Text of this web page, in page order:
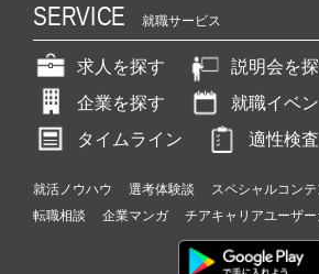
SERVICE 就職サービス
求人を探す
説明会を
企業を探す
就職イベ
タイムライン
適性検査
就活ノウハウ 選考体験談 スペシャルコンテ
転職相談
企業マンガ チアキャリアユーザー